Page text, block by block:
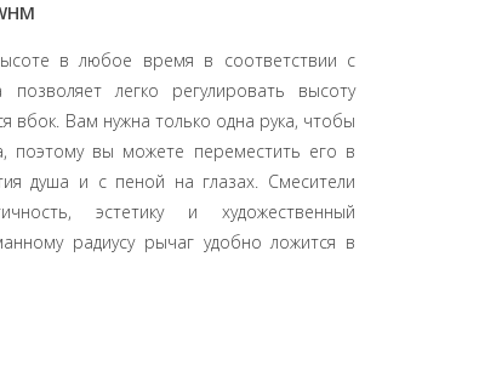
в любое время в соответствии с
легко регулировать высоту
вбок. Вам нужна только одна рука, чтобы
поэтому вы можете переместить его в
душа и с пеной на глазах. Смесители
эстетику и художественный
радиусу рычаг удобно ложится в